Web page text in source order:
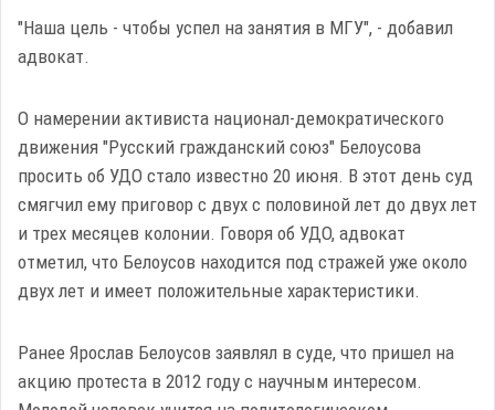
"Наша цель - чтобы успел на занятия в МГУ", - добавил
адвокат.
О намерении активиста национал-демократического
движения "Русский гражданский союз" Белоусова
просить об УДО стало известно 20 июня. В этот день суд
смягчил ему приговор с двух с половиной лет до двух лет
и трех месяцев колонии. Говоря об УДО, адвокат
отметил, что Белоусов находится под стражей уже около
двух лет и имеет положительные характеристики.
Ранее Ярослав Белоусов заявлял в суде, что пришел на
акцию протеста в 2012 году с научным интересом.